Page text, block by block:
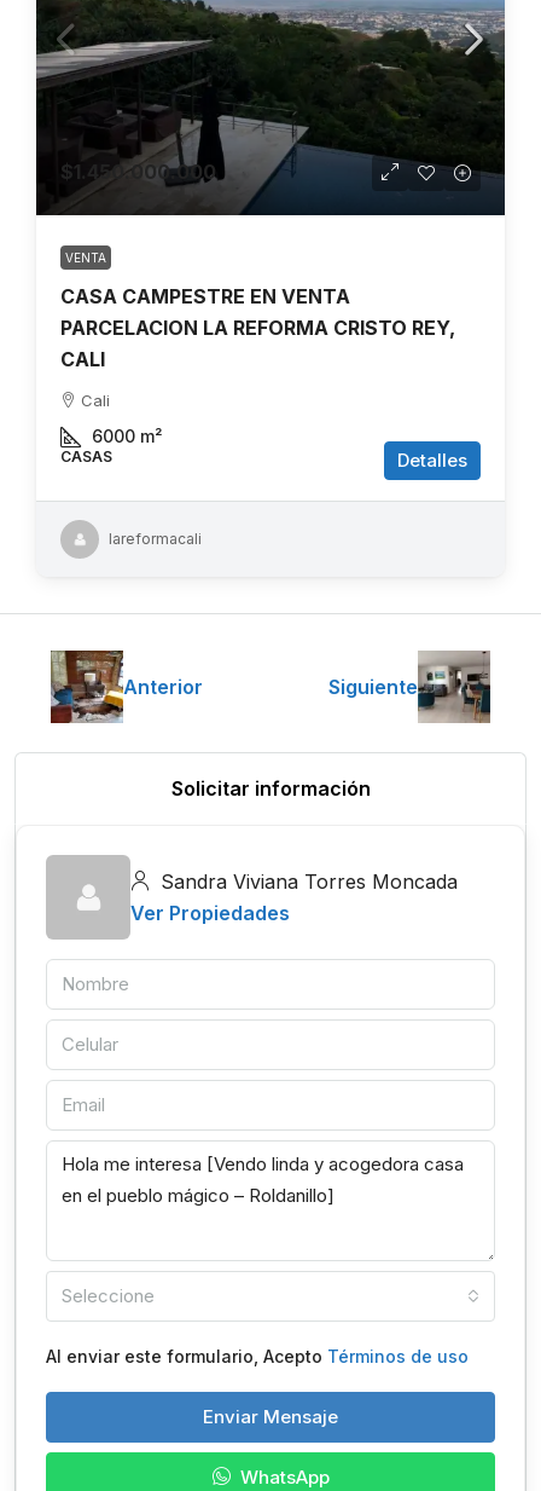
$1.450.000.000
VENTA
CASA CAMPESTRE EN VENTA
PARCELACION LA REFORMA CRISTO REY,
CALI
Cali
6000 m²
CASAS Detalles
lareformacali
Anterior Siguiente
Solicitar información
Sandra Viviana Torres Moncada
Ver Propiedades
Seleccione
Al enviar este formulario, Acepto Términos de uso
Enviar Mensaje
WhatsApp